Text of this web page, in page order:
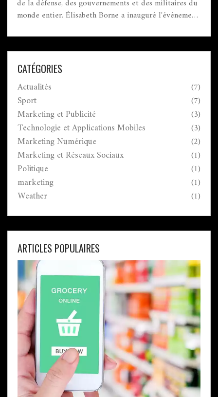
de la défense, des gouvernements et des militaires du
monde entier. Élisabeth Borne a inauguré l'événement,
en matière de défense. La foire a mis en avant les
nouvelles technologies militaires malgré les
inquiétudes géopolitiques et climatiques.
CATÉGORIES
Actualités (7)
Sport (7)
Marketing et Publicité (3)
Technologie et Applications Mobiles (3)
Marketing Numérique (2)
Marketing et Réseaux Sociaux (1)
Politique (1)
marketing (1)
Weather (1)
ARTICLES POPULAIRES